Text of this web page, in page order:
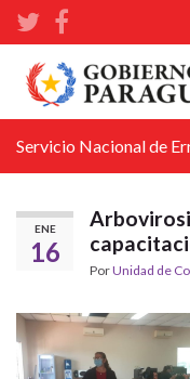
Search for:
Servicio Nacional de
ENE
16
PorUnidad de